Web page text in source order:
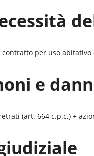
per uso
e
(art. 664 c.p.c.) +